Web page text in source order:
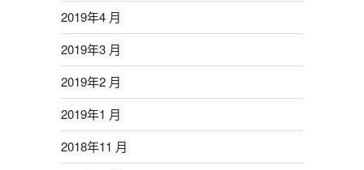
2019年4 月
2019年3 月
2019年2 月
2019年1 月
2018年11 月